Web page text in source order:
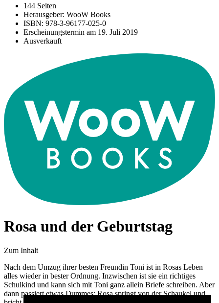
144 Seiten
Herausgeber: WooW Books
ISBN: 978-3-96177-025-0
Erscheinungstermin am 19. Juli 2019
Ausverkauft
Rosa und der Geburtstag
Zum Inhalt
Nach dem Umzug ihrer besten Freundin Toni ist in Rosas Leben
alles wieder in bester Ordnung. Inzwischen ist sie ein richtiges
Schulkind und kann sich mit Toni ganz allein Briefe schreiben. Aber
dann passiert etwas Dummes: Rosa springt von der Schaukel und